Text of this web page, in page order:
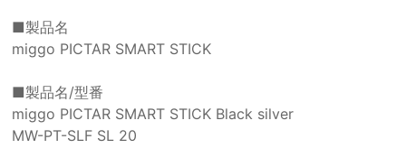
■製品名
miggo PICTAR SMART STICK
■製品名/型番
miggo PICTAR SMART STICK Black silver
MW-PT-SLF SL 20